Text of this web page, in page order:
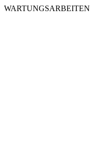
WARTUNGSARBEITEN